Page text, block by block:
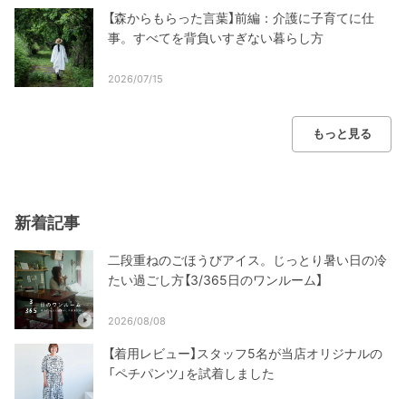
【森からもらった言葉】前編：介護に子育てに仕
事。すべてを背負いすぎない暮らし方
2026/07/15
もっと見る
新着記事
二段重ねのごほうびアイス。じっとり暑い日の冷
たい過ごし方【3/365日のワンルーム】
2026/08/08
【着用レビュー】スタッフ5名が当店オリジナルの
「ペチパンツ」を試着しました